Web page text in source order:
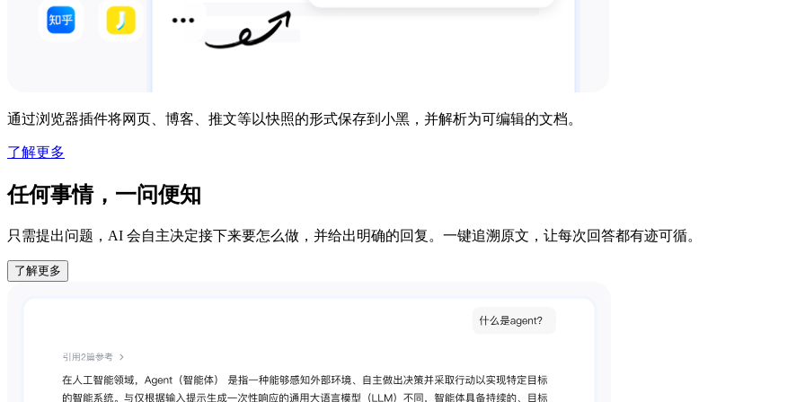
通过浏览器插件将网页、博客、推文等以快照的形式保存到小黑，并解析为可编辑的文档。
了解更多
任何事情，一问便知
只需提出问题，AI 会自主决定接下来要怎么做，并给出明确的回复。一键追溯原文，让每次回答都有迹可循。
了解更多